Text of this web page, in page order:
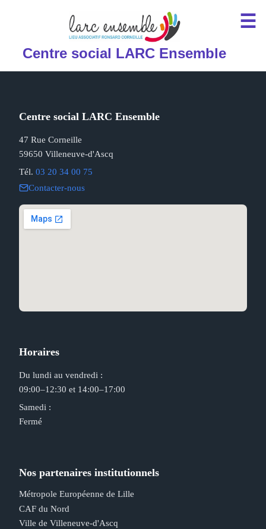
Centre social LARC Ensemble
☰
Centre social LARC Ensemble
47 Rue Corneille
59650 Villeneuve-d'Ascq
Tél. 03 20 34 00 75
Contacter-nous
Horaires
Du lundi au vendredi :
09:00–12:30 et 14:00–17:00
Samedi :
Fermé
Nos partenaires institutionnels
Métropole Européenne de Lille
CAF du Nord
Ville de Villeneuve-d'Ascq